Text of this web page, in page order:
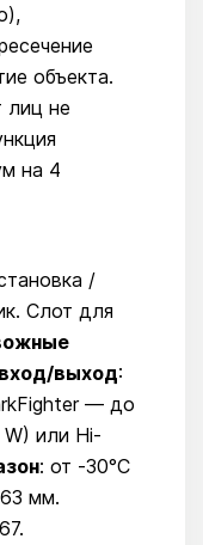
объекта.
лиц не
на 4
/
Слот для
выход:
— до
или Hi-
: от -30°C
мм.